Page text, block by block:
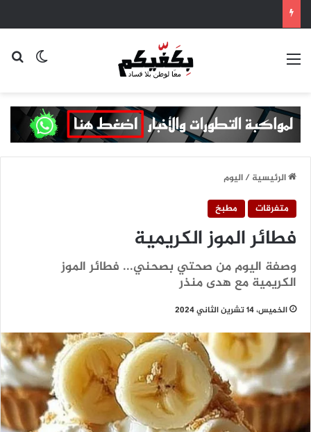
القائمة
الرئيسية/اليوم
متفرقات
مطبخ
فطائر الموز الكريمية
وصفة اليوم من صحتي بصحني... فطائر الموز
الكريمية مع هدى منذر
الخميس، 14 تشرين الثاني 2024